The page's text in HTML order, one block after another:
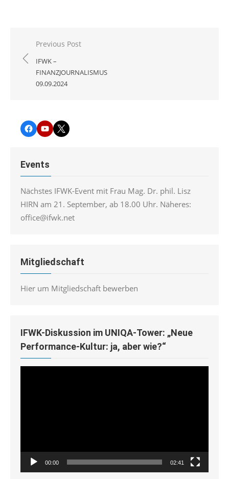
Beitragsnavigation
Previous Post
IFWK –
FINANZJOURNALISMUS
09.09.2024
Facebook
YouTubeTwitter
Events
Nächstes IFWK-Event mit Frau Mag. Dr. phil. Lisz
HIRN am 21. September, ab 18.00 Uhr. Näheres:
office@ifwk.net
Mitgliedschaft
Hier um Mitgliedschaft bewerben
IFWK-Diskussion im UNIQA-Tower: „Neue
Performance-Kultur: ja, aber wie?“
00:00 02:41